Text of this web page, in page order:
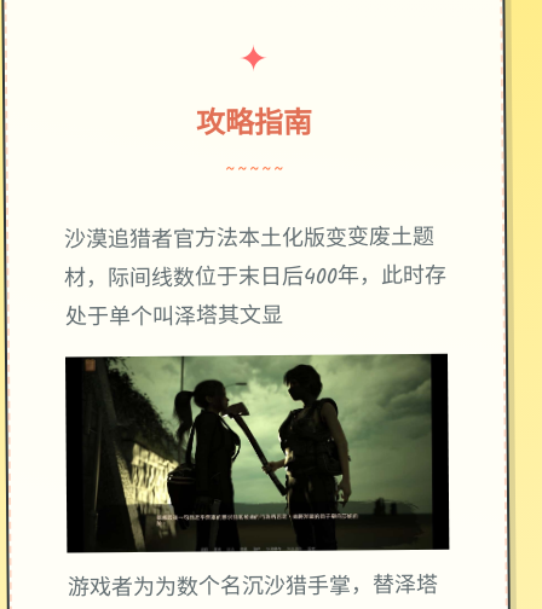
✦
攻略指南
~~~~~
沙漠追猎者官方法本土化版变变废土题
材，际间线数位于末日后400年，此时存
处于单个叫泽塔其文显
游戏者为为数个名沉沙猎手掌，替泽塔